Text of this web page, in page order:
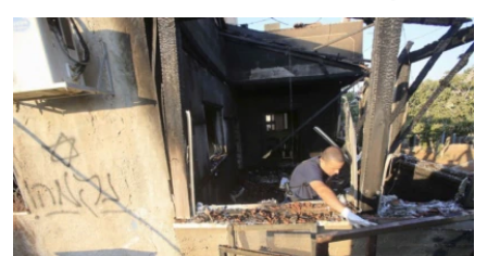
ویدیوها
فرهنگ و زندگی
حقوق شهروندی
اقتصادی
علم و فناوری
اسرائیل در جنگ
بایگانی برنامه‌های تلویزیونی
مستندها
انتخابات ریاست جمهوری آمریکا ۲۰۲۴
حمله جمهوری اسلامی به اسرائیل
رمز مهسا
ورزش زنان در ایران
یادگیری زبان انگلیسی
دنبال کنید
زبانهای مختلف